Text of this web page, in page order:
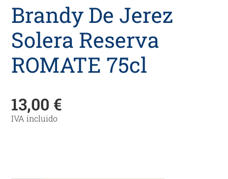
Brandy De Jerez
Solera Reserva
ROMATE 75cl
13,00 €
IVA incluido